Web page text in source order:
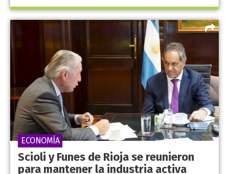
Scioli y Funes de Rioja se reunieron
para mantener la industria activa
ECONOMÍA